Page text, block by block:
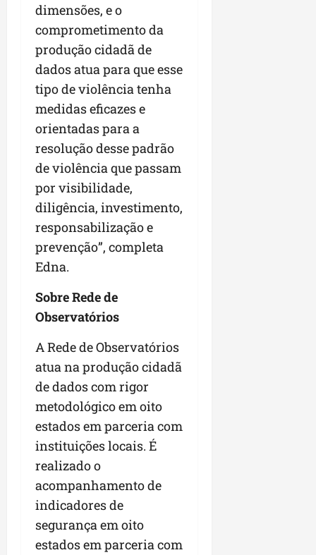
dimensões, e o
comprometimento da
produção cidadã de
dados atua para que esse
tipo de violência tenha
medidas eficazes e
orientadas para a
resolução desse padrão
de violência que passam
por visibilidade,
diligência, investimento,
responsabilização e
prevenção”, completa
Edna.
Sobre Rede de
Observatórios
A Rede de Observatórios
atua na produção cidadã
de dados com rigor
metodológico em oito
estados em parceria com
instituições locais. É
realizado o
acompanhamento de
indicadores de
segurança em oito
estados em parceria com